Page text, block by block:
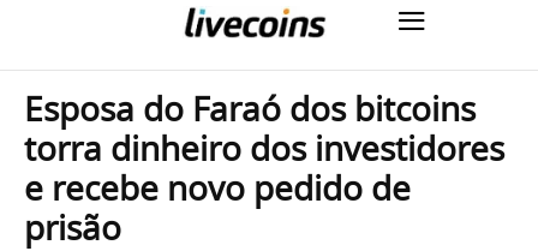
Esposa do Faraó dos bitcoins
torra dinheiro dos investidores
e recebe novo pedido de
prisão